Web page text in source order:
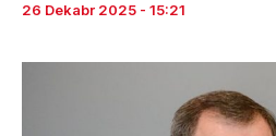
26 Dekabr 2025 - 15:21